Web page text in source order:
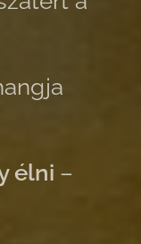
élni –